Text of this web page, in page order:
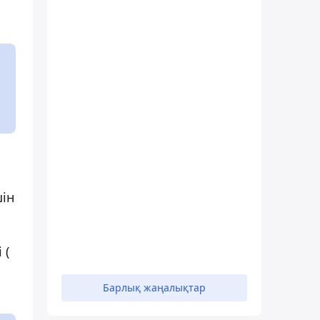
(
Барлық жаңалықтар